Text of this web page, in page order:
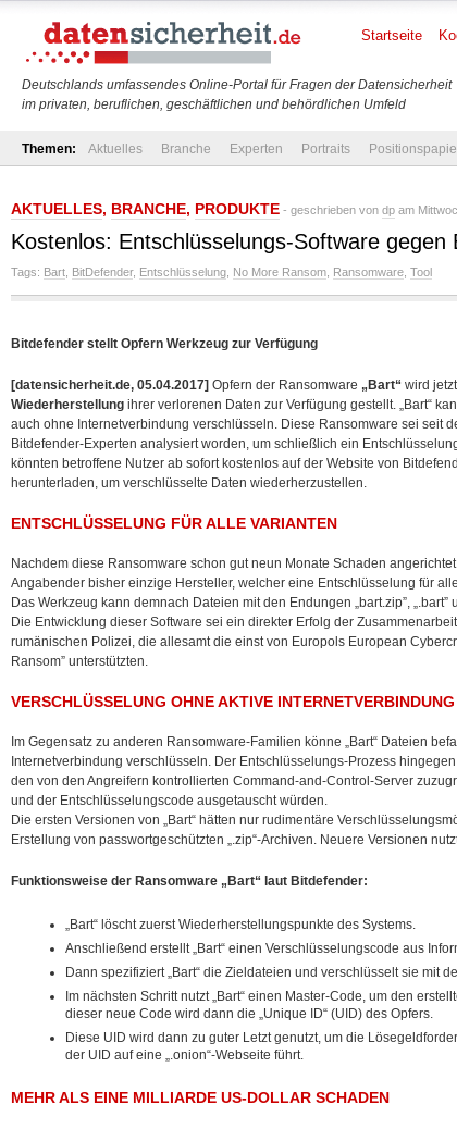
Deutschlands umfassendes Online-Portal für Fragen der Datensicherheit
im privaten, beruflichen, geschäftlichen und behördlichen Umfeld
Startseite
Themen: Aktuelles Branche Experten Portraits
AKTUELLES, BRANCHE, PRODUKTE - geschrieben von dp am
Kostenlos: Entschlüsselungs-Software gegen
Tags: Bart BitDefender, Entschlüsselung No More Ransom Ransomware Tool
Bitdefender stellt Opfern Werkzeug zur Verfügung
[datensicherheit.de, 05.04.2017] Opfern der Ransomware „Bart“ wird
Wiederherstellung ihrer verlorenen Daten zur Verfügung gestellt. „Bart“
auch ohne Internetverbindung verschlüsseln. Diese Ransomware sei seit
Bitdefender-Experten analysiert worden, um schließlich ein
könnten betroffene Nutzer ab sofort kostenlos auf der Website von
herunterladen, um verschlüsselte Daten wiederherzustellen.
ENTSCHLÜSSELUNG FÜR ALLE VARIANTEN
Nachdem diese Ransomware schon gut neun Monate Schaden
Angabender bisher einzige Hersteller, welcher eine Entschlüsselung für
Das Werkzeug kann demnach Dateien mit den Endungen „bart.zip”, „.bart”
Die Entwicklung dieser Software sei ein direkter Erfolg der
rumänischen Polizei, die allesamt die einst von Europols European
Ransom” unterstützten.
VERSCHLÜSSELUNG OHNE AKTIVE INTERNETVERBINDUNG
Im Gegensatz zu anderen Ransomware-Familien könne „Bart“ Dateien
Internetverbindung verschlüsseln. Der Entschlüsselungs-Prozess
den von den Angreifern kontrollierten Command-and-Control-Server
und der Entschlüsselungscode ausgetauscht würden.
Die ersten Versionen von „Bart“ hätten nur rudimentäre
Erstellung von passwortgeschützten „.zip“-Archiven. Neuere Versionen
Funktionsweise der Ransomware „Bart“ laut Bitdefender:
„Bart“ löscht zuerst Wiederherstellungspunkte des Systems.
Anschließend erstellt „Bart“ einen Verschlüsselungscode aus
Dann spezifiziert „Bart“ die Zieldateien und verschlüsselt sie mit
Im nächsten Schritt nutzt „Bart“ einen Master-Code, um den
dieser neue Code wird dann die „Unique ID“ (UID) des Opfers.
Diese UID wird dann zu guter Letzt genutzt, um die
der UID auf eine „.onion“-Webseite führt.
MEHR ALS EINE MILLIARDE US-DOLLAR SCHADEN